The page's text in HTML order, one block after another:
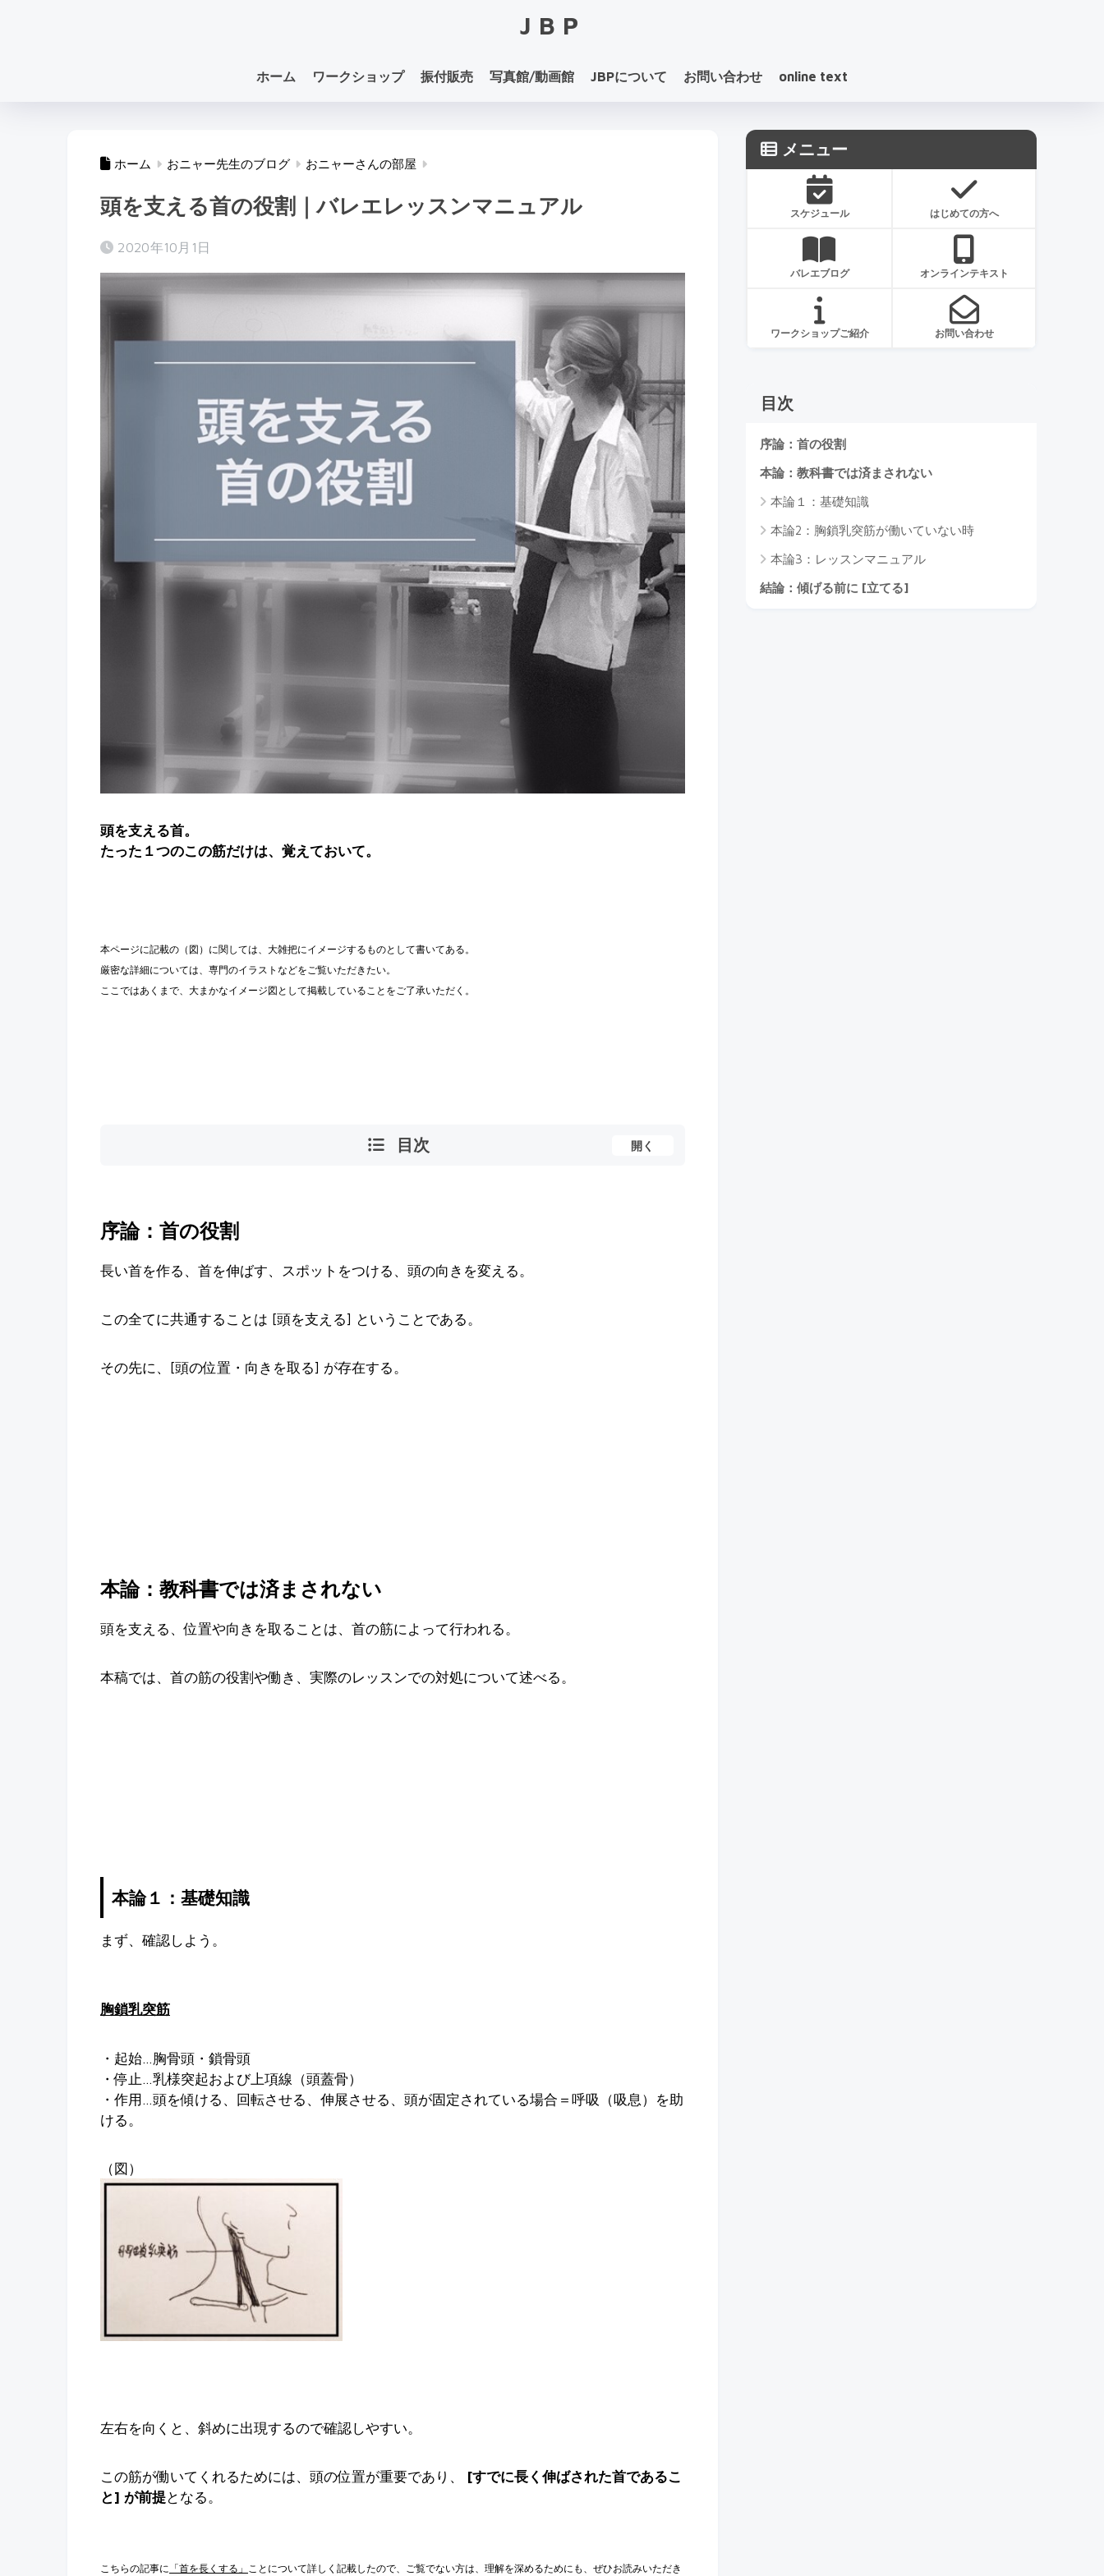
JBP
ホーム ワークショップ 振付販売 写真館/動画館 JBPについて お問い合わせ online text
ホーム おニャー先生のブログ おニャーさんの部屋
頭を支える首の役割｜バレエレッスンマニュアル
2020年10月1日
頭を支える首。
たった１つのこの筋だけは、覚えておいて。
本ページに記載の（図）に関しては、大雑把にイメージするものとして書いてある。
厳密な詳細については、専門のイラストなどをご覧いただきたい。
ここではあくまで、大まかなイメージ図として掲載していることをご了承いただく。
目次 開く
序論：首の役割
長い首を作る、首を伸ばす、スポットをつける、頭の向きを変える。
この全てに共通することは [頭を支える] ということである。
その先に、[頭の位置・向きを取る] が存在する。
本論：教科書では済まされない
頭を支える、位置や向きを取ることは、首の筋によって行われる。
本稿では、首の筋の役割や働き、実際のレッスンでの対処について述べる。
本論１：基礎知識
まず、確認しよう。
胸鎖乳突筋
・起始…胸骨頭・鎖骨頭
・停止…乳様突起および上項線（頭蓋骨）
・作用…頭を傾ける、回転させる、伸展させる、頭が固定されている場合＝呼吸（吸息）を助
ける。
（図）
左右を向くと、斜めに出現するので確認しやすい。
この筋が働いてくれるためには、頭の位置が重要であり、
[すでに長く伸ばされた首であるこ
と] が前提となる。
こちらの記事に 「首を長くする」 ことについて詳しく記載したので、ご覧でない方は、理解を深めるためにも、ぜひお読みいただき
メニュー
スケジュール はじめての方へ
バレエブログ オンラインテキスト
ワークショップご紹介 お問い合わせ
目次
序論：首の役割
本論：教科書では済まされない
本論１：基礎知識
本論2：胸鎖乳突筋が働いていない時
本論3：レッスンマニュアル
結論：傾げる前に [立てる]